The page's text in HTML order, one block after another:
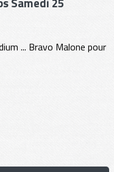
... Bravo Malone pour